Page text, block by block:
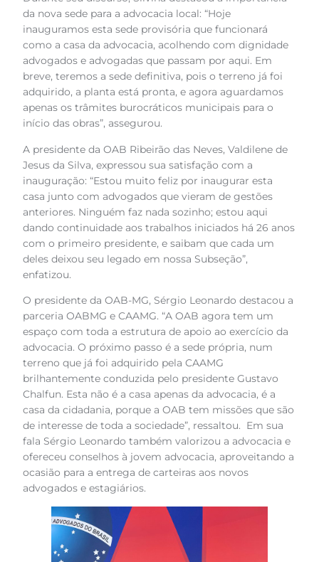
da nova sede para a advocacia local: “Hoje
inauguramos esta sede provisória que funcionará
como a casa da advocacia, acolhendo com dignidade
advogados e advogadas que passam por aqui. Em
breve, teremos a sede definitiva, pois o terreno já foi
adquirido, a planta está pronta, e agora aguardamos
apenas os trâmites burocráticos municipais para o
início das obras”, assegurou.
A presidente da OAB Ribeirão das Neves, Valdilene de
Jesus da Silva, expressou sua satisfação com a
inauguração: “Estou muito feliz por inaugurar esta
casa junto com advogados que vieram de gestões
anteriores. Ninguém faz nada sozinho; estou aqui
dando continuidade aos trabalhos iniciados há 26 anos
com o primeiro presidente, e saibam que cada um
deles deixou seu legado em nossa Subseção”,
enfatizou.
O presidente da OAB-MG, Sérgio Leonardo destacou a
parceria OABMG e CAAMG. “A OAB agora tem um
espaço com toda a estrutura de apoio ao exercício da
advocacia. O próximo passo é a sede própria, num
terreno que já foi adquirido pela CAAMG
brilhantemente conduzida pelo presidente Gustavo
Chalfun. Esta não é a casa apenas da advocacia, é a
casa da cidadania, porque a OAB tem missões que são
de interesse de toda a sociedade”, ressaltou. Em sua
fala Sérgio Leonardo também valorizou a advocacia e
ofereceu conselhos à jovem advocacia, aproveitando a
ocasião para a entrega de carteiras aos novos
advogados e estagiários.